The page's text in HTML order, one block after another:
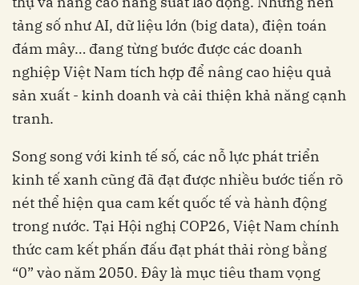
tảng số như AI, dữ liệu lớn (big data), điện toán
đám mây… đang từng bước được các doanh
nghiệp Việt Nam tích hợp để nâng cao hiệu quả
sản xuất - kinh doanh và cải thiện khả năng cạnh
tranh.
Song song với kinh tế số, các nỗ lực phát triển
kinh tế xanh cũng đã đạt được nhiều bước tiến rõ
nét thể hiện qua cam kết quốc tế và hành động
trong nước. Tại Hội nghị COP26, Việt Nam chính
thức cam kết phấn đấu đạt phát thải ròng bằng
“0” vào năm 2050. Đây là mục tiêu tham vọng